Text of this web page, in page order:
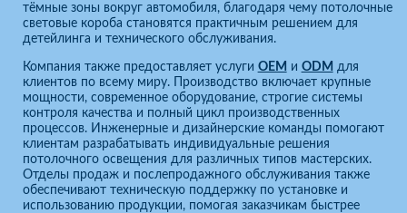
тёмные зоны вокруг автомобиля, благодаря чему потолочные
световые короба становятся практичным решением для
детейлинга и технического обслуживания.
Компания также предоставляет услуги OEM и ODM для
клиентов по всему миру. Производство включает крупные
мощности, современное оборудование, строгие системы
контроля качества и полный цикл производственных
процессов. Инженерные и дизайнерские команды помогают
клиентам разрабатывать индивидуальные решения
потолочного освещения для различных типов мастерских.
Отделы продаж и послепродажного обслуживания также
обеспечивают техническую поддержку по установке и
использованию продукции, помогая заказчикам быстрее